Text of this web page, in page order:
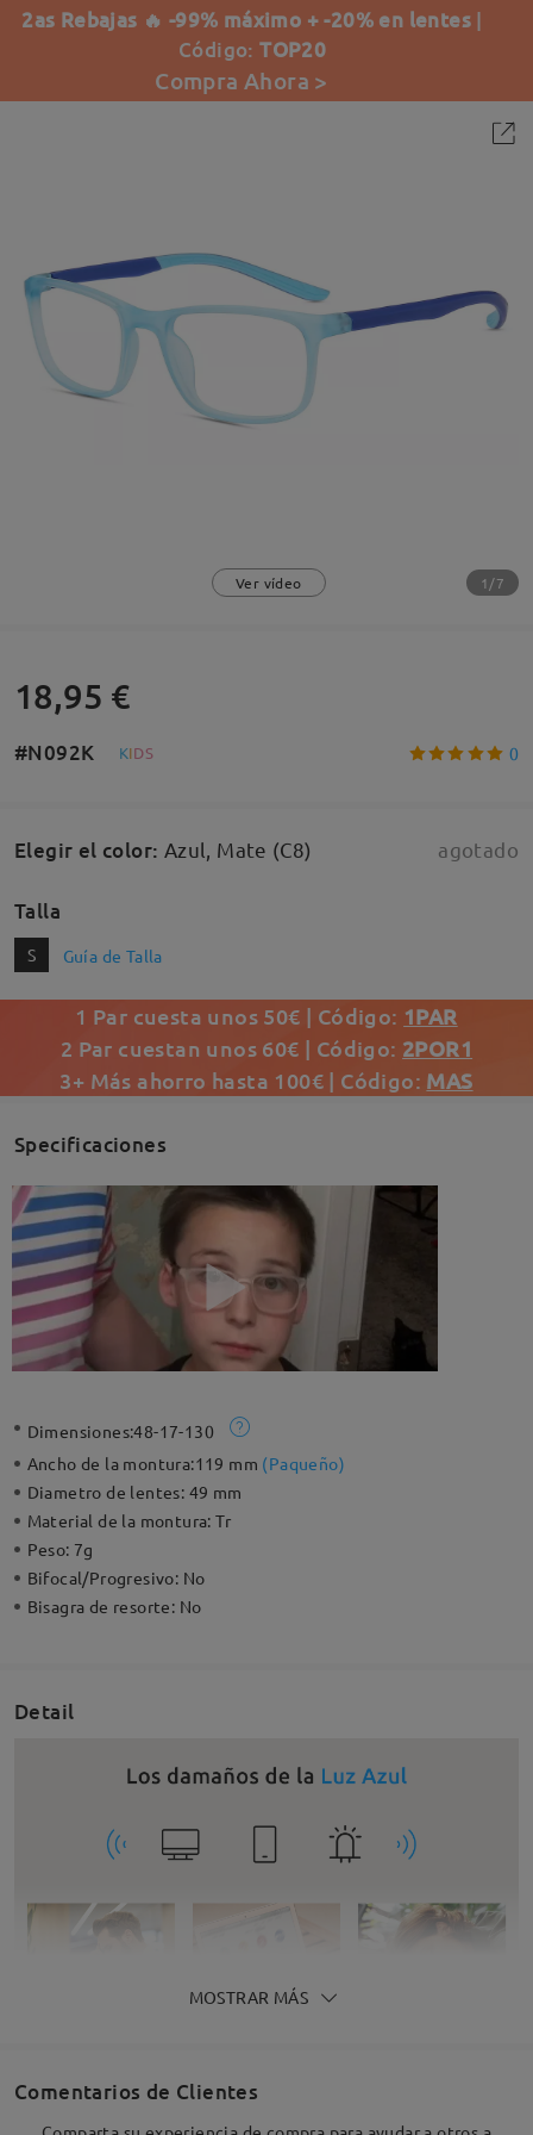
2as Rebajas 🔥 -99% máximo + -20% en lentes |
Código:TOP20
Compra Ahora >
Ver vídeo 1/7
18,95 €
#N092K KIDS 0
Elegir el color: Azul, Mate (C8) agotado
Talla
S Guía de Talla
1 Par cuesta unos 50€ | Código: 1PAR
2 Par cuestan unos 60€ | Código: 2POR1
3+ Más ahorro hasta 100€ | Código: MAS
Specificaciones
Dimensiones:48-17-130
Ancho de la montura:119 mm (Paqueño)
Diametro de lentes: 49 mm
Material de la montura:Tr
Peso: 7g
Bifocal/Progresivo: No
Bisagra de resorte: No
Detail
MOSTRAR MÁS
Comentarios de Clientes